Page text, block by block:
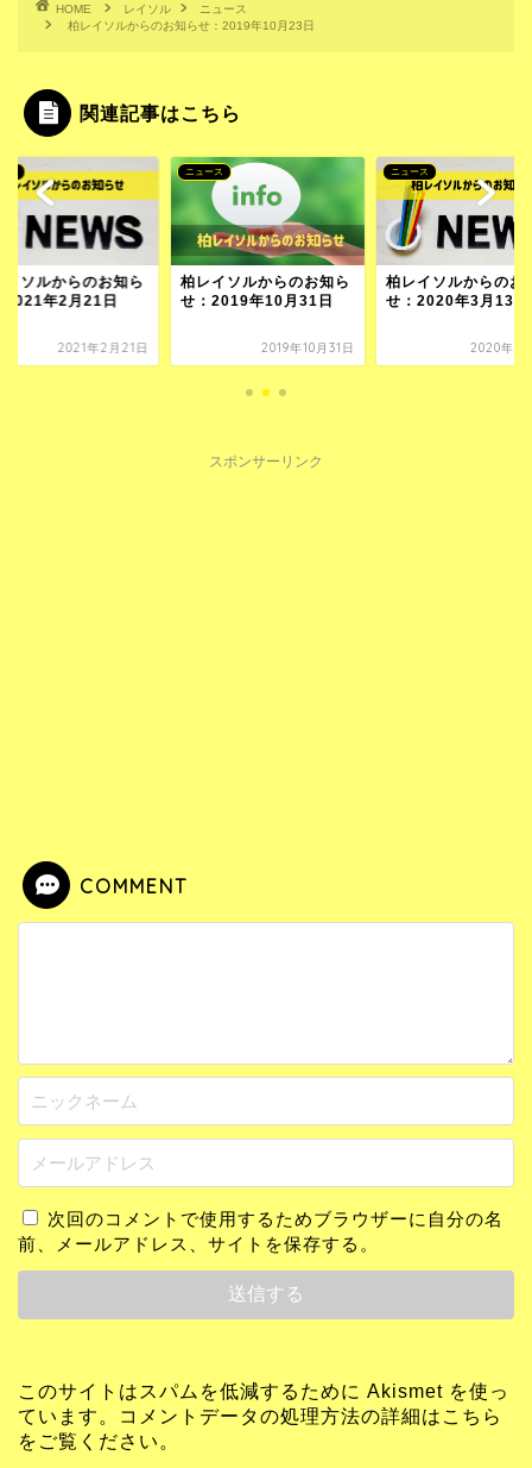
HOME レイソル
ニュース
柏レイソルからのお知らせ：2019年10月23日
関連記事はこちら
イソルからのお知ら
2021年2月21日
2021年2月21日
ニュース
柏レイソルからのお知ら
せ：2019年10月31日
2019年10月31日
ニュース
柏レイソルからのお
せ：2020年3月13日
2020年3
スポンサーリンク
COMMENT
次回のコメントで使用するためブラウザーに自分の名
前、メールアドレス、サイトを保存する。
このサイトはスパムを低減するために Akismet を使っ
ています。
コメントデータの処理方法の詳細はこちら
をご覧ください 。